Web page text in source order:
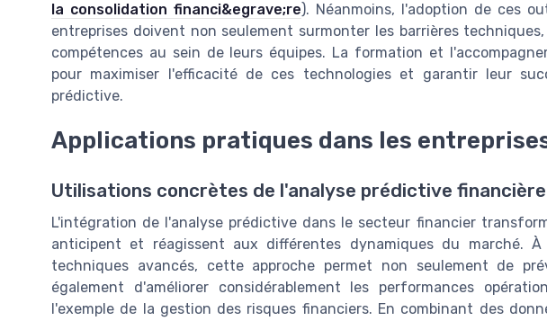
la consolidation financi&egrave;re). Néanmoins, l'adoption de ces
entreprises doivent non seulement surmonter les barrières
compétences au sein de leurs équipes. La formation et
pour maximiser l'efficacité de ces technologies et garantir leur
prédictive.
Applications pratiques dans les
Utilisations concrètes de l'analyse prédictive financière
L'intégration de l'analyse prédictive dans le secteur financier
anticipent et réagissent aux différentes dynamiques du marché.
techniques avancés, cette approche permet non seulement de
également d'améliorer considérablement les performances
l'exemple de la gestion des risques financiers. En combinant des